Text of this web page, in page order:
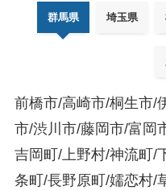
群馬県 埼玉県
前橋市/高崎市/桐生市/
市/渋川市/藤岡市/富岡
吉岡町/上野村/神流町/
条町/長野原町/嬬恋村/